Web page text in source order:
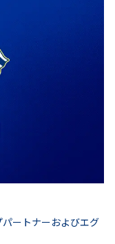
ートナーおよびエグ